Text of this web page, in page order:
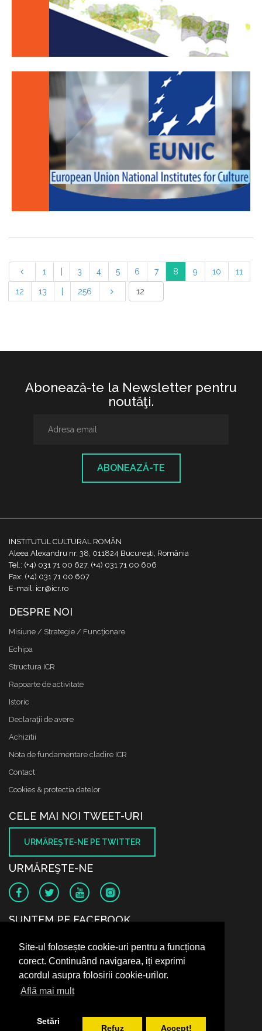
Site-ul folosește cookie-uri pentru a funcționa
corect. Continuând navigarea, iți exprimi
acordul asupra folosirii cookie-urilor.
Află mai mult
Setări
Refuz Accept!
1 3 4 5 6 7 8 9 10 11
12 13 256
Abonează-te la Newsletter pentru
noutăţi.
ABONEAZĂ-TE
INSTITUTUL CULTURAL ROMÂN
Aleea Alexandru nr. 38, 011824 București, România
Tel.: (+4) 031 71 00 627, (+4) 031 71 00 606
Fax: (+4) 031 71 00 607
E-mail: icr@icr.ro
DESPRE NOI
Misiune / Strategie / Funcţionare
Echipa
Structura ICR
Rapoarte de activitate
Istoric
Declaraţii de avere
Achizitii
Nota de fundamentare cladire ICR
Contact
Cookies & protectia datelor
CELE MAI NOI TWEET-URI
URMĂREŞTE-NE PE TWITTER
URMĂREŞTE-NE
SUNTEM PE FACEBOOK